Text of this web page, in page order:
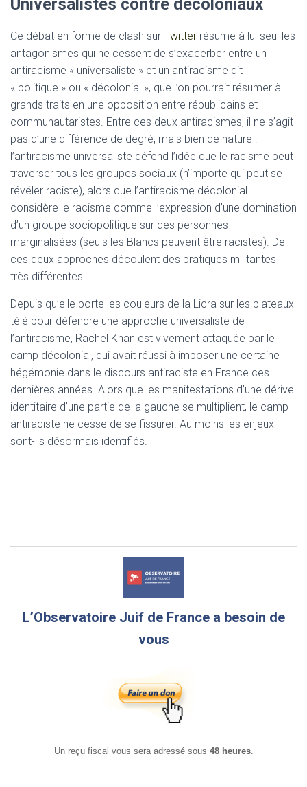
Universalistes contre décoloniaux
Ce débat en forme de clash sur Twitter résume à lui seul les
antagonismes qui ne cessent de s’exacerber entre un
antiracisme « universaliste » et un antiracisme dit
« politique » ou « décolonial », que l’on pourrait résumer à
grands traits en une opposition entre républicains et
communautaristes. Entre ces deux antiracismes, il ne s’agit
pas d’une différence de degré, mais bien de nature :
l’antiracisme universaliste défend l’idée que le racisme peut
traverser tous les groupes sociaux (n’importe qui peut se
révéler raciste), alors que l’antiracisme décolonial
considère le racisme comme l’expression d’une domination
d’un groupe sociopolitique sur des personnes
marginalisées (seuls les Blancs peuvent être racistes). De
ces deux approches découlent des pratiques militantes
très différentes.
Depuis qu’elle porte les couleurs de la Licra sur les plateaux
télé pour défendre une approche universaliste de
l’antiracisme, Rachel Khan est vivement attaquée par le
camp décolonial, qui avait réussi à imposer une certaine
hégémonie dans le discours antiraciste en France ces
dernières années. Alors que les manifestations d’une dérive
identitaire d’une partie de la gauche se multiplient, le camp
antiraciste ne cesse de se fissurer. Au moins les enjeux
sont-ils désormais identifiés.
L’Observatoire Juif de France a besoin de
vous
Un reçu fiscal vous sera adressé sous 48 heures.